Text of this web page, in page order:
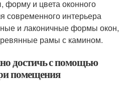
и цвета оконного
современного интерьера
и лаконичные формы окон,
рамы с камином.
достичь с помощью
помещения